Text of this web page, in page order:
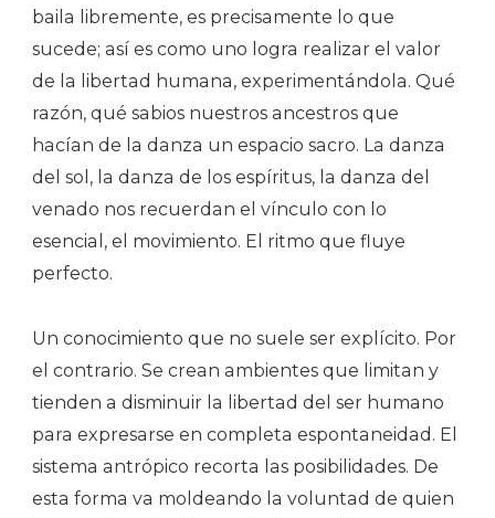
baila libremente, es precisamente lo que
sucede; así es como uno logra realizar el valor
de la libertad humana, experimentándola. Qué
razón, qué sabios nuestros ancestros que
hacían de la danza un espacio sacro. La danza
del sol, la danza de los espíritus, la danza del
venado nos recuerdan el vínculo con lo
esencial, el movimiento. El ritmo que fluye
perfecto.
Un conocimiento que no suele ser explícito. Por
el contrario. Se crean ambientes que limitan y
tienden a disminuir la libertad del ser humano
para expresarse en completa espontaneidad. El
sistema antrópico recorta las posibilidades. De
esta forma va moldeando la voluntad de quien